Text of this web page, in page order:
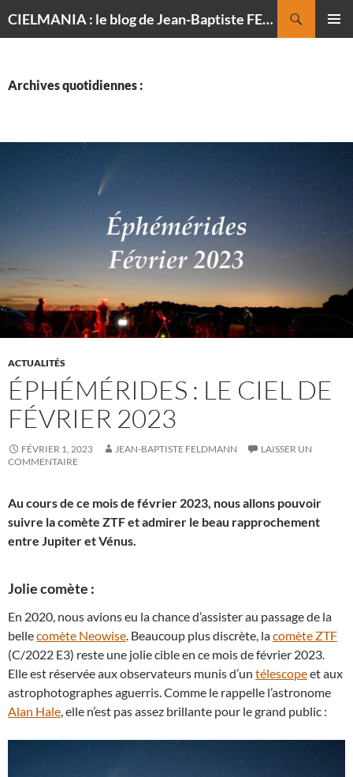
CIELMANIA : le blog de Jean-Baptiste FELDMANN, photographe du ciel
Archives quotidiennes :
ACTUALITÉS
ÉPHÉMÉRIDES : LE CIEL DE
FÉVRIER 2023
FÉVRIER 1, 2023 JEAN-BAPTISTE FELDMANN
LAISSER UN
COMMENTAIRE
Au cours de ce mois de février 2023, nous allons pouvoir
suivre la comète ZTF et admirer le beau rapprochement
entre Jupiter et Vénus.
Jolie comète :
En 2020, nous avions eu la chance d’assister au passage de la
bellecomète Neowise. Beaucoup plus discrète, lacomète ZTF
(C/2022 E3) reste une jolie cible en ce mois de février 2023.
Elle est réservée aux observateurs munis d’un télescopeet aux
astrophotographes aguerris. Comme le rappelle l’astronome
Alan Hale, elle n’est pas assez brillante pour le grand public :